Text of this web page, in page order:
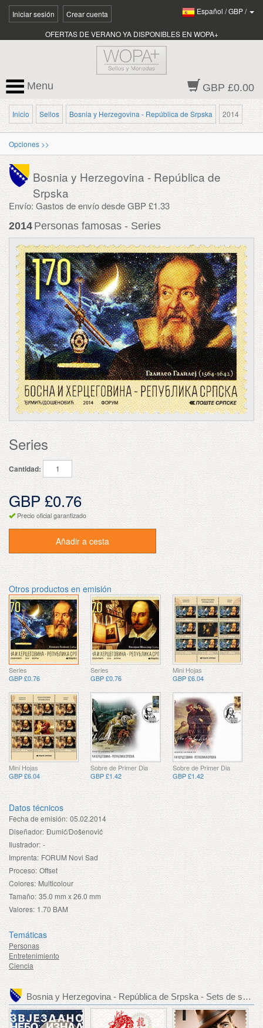
Iniciar sesión Crear cuenta Español /GBP/
OFERTAS DE VERANO YA DISPONIBLES EN WOPA+
GBP £0.00
Menu
Inicio Sellos Bosnia y Herzegovina - República de Srpska 2014
Opciones >>
Bosnia y Herzegovina - República de
Srpska
Envío: Gastos de envío desde GBP £1.33
2014 Personas famosas - Series
Series
Cantidad:
GBP £0.76
Precio oficial garantizado
Añadir a cesta
Otros productos en emisión
Series
GBP £0.76
Series
GBP £0.76
Mini Hojas
GBP £6.04
Mini Hojas
GBP £6.04
Sobre de Primer Dia
GBP £1.42
Sobre de Primer Dia
GBP £1.42
Datos técnicos
Fecha de emisión: 05.02.2014
Diseñador: Đumić/Došenović
Ilustrador: -
Imprenta: FORUM Novi Sad
Proceso: Offset
Colores: Multicolour
Tamaño: 35.0 mm x 26.0 mm
Valores: 1.70 BAM
Temáticas
Personas
Entretenimiento
Ciencia
Bosnia y Herzegovina - República de Srpska - Sets de sellos recomendados